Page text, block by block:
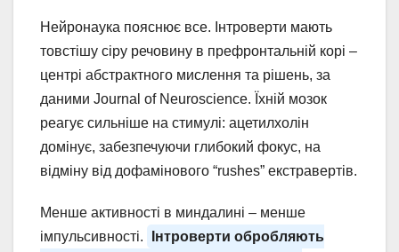
Нейронаука пояснює все. Інтроверти мають
товстішу сіру речовину в префронтальній корі –
центрі абстрактного мислення та рішень, за
даними Journal of Neuroscience. Їхній мозок
реагує сильніше на стимулі: ацетилхолін
домінує, забезпечуючи глибокий фокус, на
відміну від дофамінового “rushes” екстравертів.
Менше активності в миндалині – менше
імпульсивності.
Інтроверти обробляють